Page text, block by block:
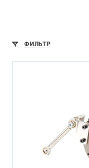
ФИЛЬТР